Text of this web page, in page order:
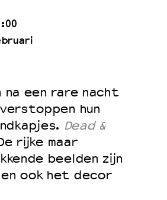
een rare nacht
hun
Dead &
rijke maar
beelden zijn
ook het decor